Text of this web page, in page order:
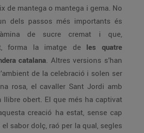
de mantega o mantega i gema. No
dels passos més importants és
de sucre cremat i que,
forma la imatge de les quatre
catalana. Altres versions s’han
de la celebració i solen ser
rosa, el cavaller Sant Jordi amb
llibre obert. El que més ha captivat
creació ha estat, sense cap
sabor dolç, raó per la qual, segles